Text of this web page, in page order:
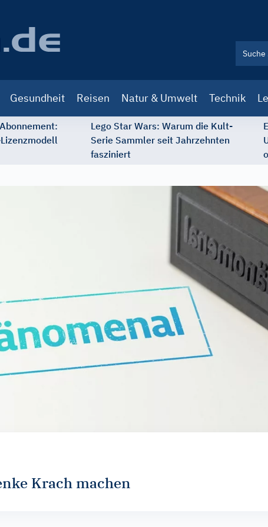
Gesundheit Reisen Natur & Umwelt Technik
Lego Star Wars: Warum die Kult-
Serie Sammler seit Jahrzehnten
fasziniert
Krach machen